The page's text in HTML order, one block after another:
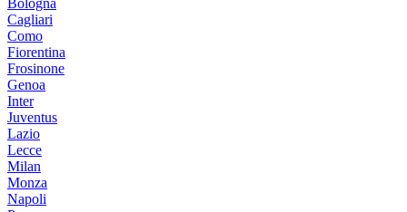
Bologna
Cagliari
Como
Fiorentina
Frosinone
Genoa
Inter
Juventus
Lazio
Lecce
Milan
Monza
Napoli